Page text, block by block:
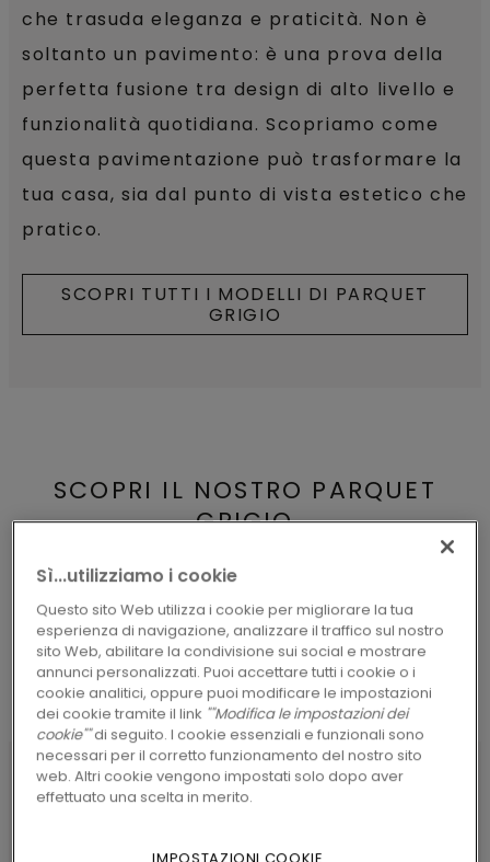
che trasuda eleganza e praticità. Non è
soltanto un pavimento: è una prova della
perfetta fusione tra design di alto livello e
funzionalità quotidiana. Scopriamo come
questa pavimentazione può trasformare la
tua casa, sia dal punto di vista estetico che
pratico.
SCOPRI TUTTI I MODELLI DI PARQUET
GRIGIO
SCOPRI IL NOSTRO PARQUET
GRIGIO
Sì...utilizziamo i cookie
Questo sito Web utilizza i cookie per migliorare la tua
esperienza di navigazione, analizzare il traffico sul nostro
sito Web, abilitare la condivisione sui social e mostrare
annunci personalizzati. Puoi accettare tutti i cookie o i
cookie analitici, oppure puoi modificare le impostazioni
dei cookie tramite il link ""Modifica le impostazioni dei
cookie""di seguito. I cookie essenziali e funzionali sono
necessari per il corretto funzionamento del nostro sito
web. Altri cookie vengono impostati solo dopo aver
effettuato una scelta in merito.